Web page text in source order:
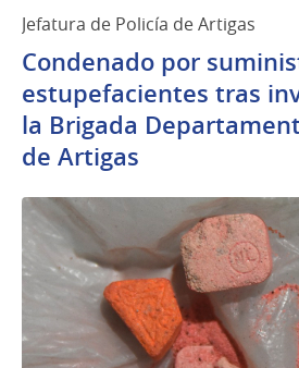
Jefatura de Policía de Artigas
Condenado por
estupefacientes tras
la Brigada
de Artigas